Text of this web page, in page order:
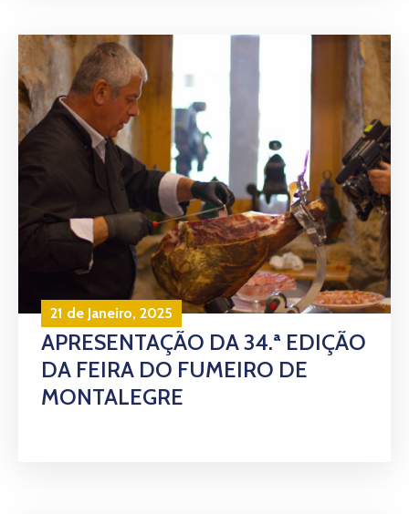
21 de Janeiro, 2025
APRESENTAÇÃO DA 34.ª EDIÇÃO
DA FEIRA DO FUMEIRO DE
MONTALEGRE